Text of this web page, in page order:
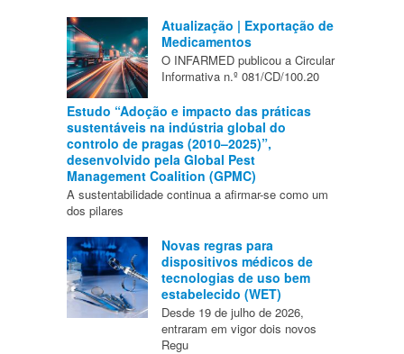
Atualização | Exportação de
Medicamentos
O INFARMED publicou a Circular
Informativa n.º 081/CD/100.20
Estudo “Adoção e impacto das práticas
sustentáveis na indústria global do
controlo de pragas (2010–2025)”,
desenvolvido pela Global Pest
Management Coalition (GPMC)
A sustentabilidade continua a afirmar-se como um
dos pilares
Novas regras para
dispositivos médicos de
tecnologias de uso bem
estabelecido (WET)
Desde 19 de julho de 2026,
entraram em vigor dois novos
Regu